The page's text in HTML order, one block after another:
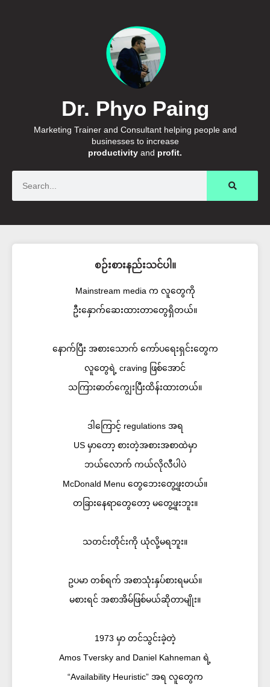
Dr. Phyo Paing
Marketing Trainer and Consultant helping people and
businesses to increase
productivity and profit.
စဉ်းစားနည်းသင်ပါ။
Mainstream media က လူတွေကို
ဦးနှောက်ဆေးထားတာတွေရှိတယ်။
နောက်ပြီး အစားသောက် ကော်ပရေးရှင်းတွေက
လူတွေရဲ့ craving ဖြစ်အောင်
သကြားဓာတ်ကျွေးပြီးထိန်းထားတယ်။
ဒါကြောင့် regulations အရ
US မှာတော့ စားတဲ့အစားအစာထဲမှာ
ဘယ်လောက် ကယ်လိုလီပါပဲ
McDonald Menu တွေဘေးတွေ့ဖူးတယ်။
တခြားနေရာတွေတော့ မတွေ့ဖူးဘူး။
သတင်းတိုင်းကို ယုံလို့မရဘူး။
ဥပမာ တစ်ရက် အစာသုံးနှပ်စားရမယ်။
မစားရင် အစာအိမ်ဖြစ်မယ်ဆိုတာမျိုး။
1973 မှာ တင်သွင်းခဲ့တဲ့
Amos Tversky and Daniel Kahneman ရဲ့
“Availability Heuristic” အရ လူတွေက